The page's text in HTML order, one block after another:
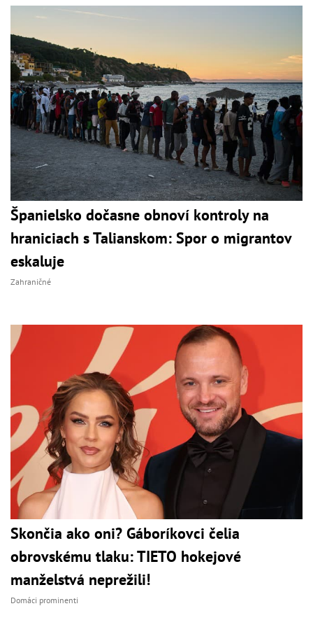
Španielsko dočasne obnoví kontroly na
hraniciach s Talianskom: Spor o migrantov
eskaluje
Zahraničné
Skončia ako oni? Gáboríkovci čelia
obrovskému tlaku: TIETO hokejové
manželstvá neprežili!
Domáci prominenti